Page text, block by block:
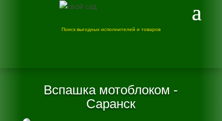
Поиск выгодных исполнителей и товаров
Вспашка мотоблоком -
Саранск